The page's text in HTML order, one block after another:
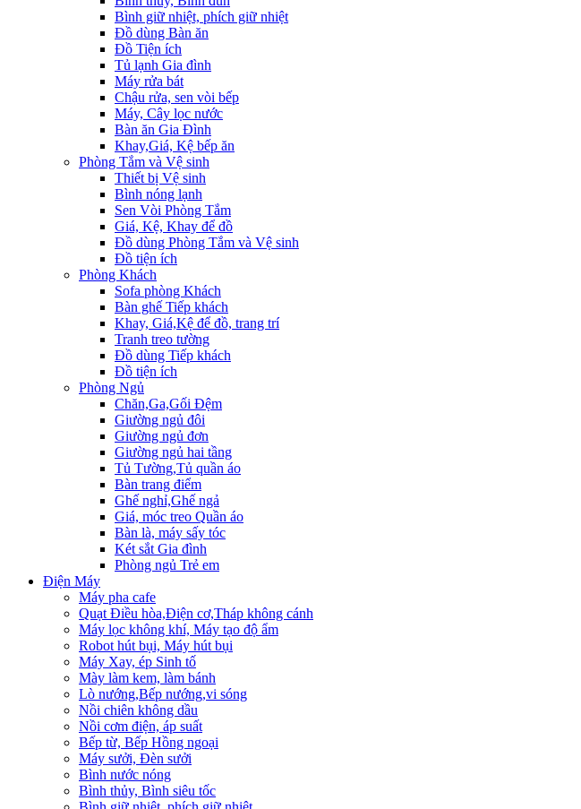
Bình giữ nhiệt, phích giữ nhiệt
Đồ dùng Bàn ăn
Đồ Tiện ích
Tủ lạnh Gia đình
Máy rửa bát
Chậu rửa, sen vòi bếp
Máy, Cây lọc nước
Bàn ăn Gia Đình
Khay,Giá, Kệ bếp ăn
Phòng Tắm và Vệ sinh
Thiết bị Vệ sinh
Bình nóng lạnh
Sen Vòi Phòng Tắm
Giá, Kệ, Khay để đồ
Đồ dùng Phòng Tắm và Vệ sinh
Đồ tiện ích
Phòng Khách
Sofa phòng Khách
Bàn ghế Tiếp khách
Khay, Giá,Kệ để đồ, trang trí
Tranh treo tường
Đồ dùng Tiếp khách
Đồ tiện ích
Phòng Ngủ
Chăn,Ga,Gối Đệm
Giường ngủ đôi
Giường ngủ đơn
Giường ngủ hai tầng
Tủ Tường,Tủ quần áo
Bàn trang điểm
Ghế nghỉ,Ghế ngả
Giá, móc treo Quần áo
Bàn là, máy sấy tóc
Két sắt Gia đình
Phòng ngủ Trẻ em
Điện Máy
Máy pha cafe
Quạt Điều hòa,Điện cơ,Tháp không cánh
Máy lọc không khí, Máy tạo độ ẩm
Robot hút bụi, Máy hút bụi
Máy Xay, ép Sinh tố
Mày làm kem, làm bánh
Lò nướng,Bếp nướng,vi sóng
Nồi chiên không dầu
Nồi cơm điện, áp suất
Bếp từ, Bếp Hồng ngoại
Máy sưởi, Đèn sưởi
Bình nước nóng
Bình thủy, Bình siêu tốc